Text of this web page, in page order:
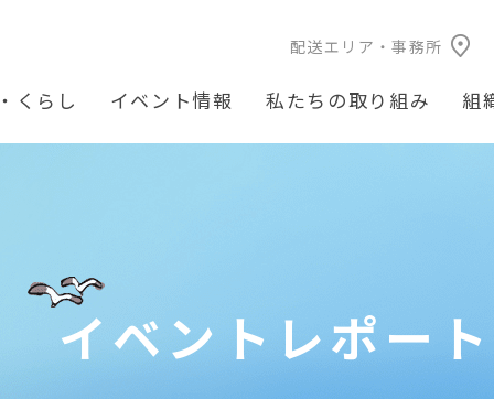
配送エリア・事務所
くらし イベント情報 私たちの取り組み 組
イベントレポート